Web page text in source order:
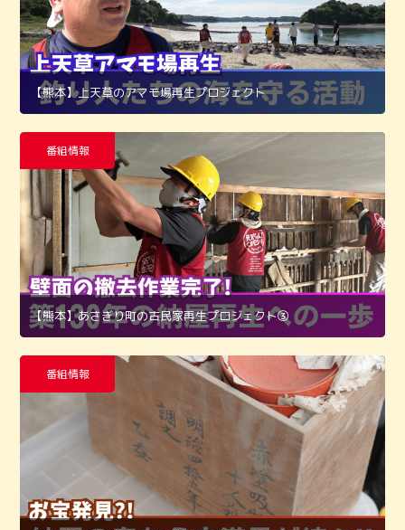
【熊本】上天草のアマモ場再生プロジェクト
番組情報
【熊本】あさぎり町の古民家再生プロジェクト➂
番組情報